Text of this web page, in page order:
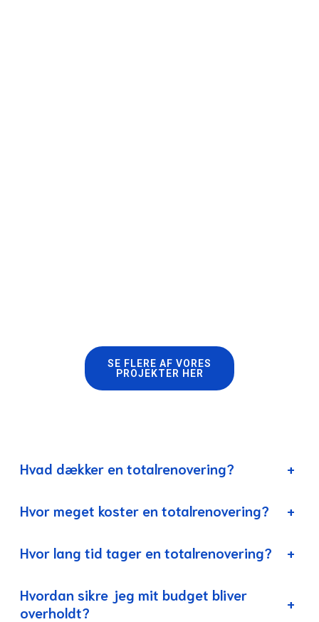
SE FLERE AF VORES
PROJEKTER HER
Hvad dækker en totalrenovering? +
Hvor meget koster en totalrenovering? +
Hvor lang tid tager en totalrenovering? +
Hvordan sikre jeg mit budget bliver
overholdt?
+